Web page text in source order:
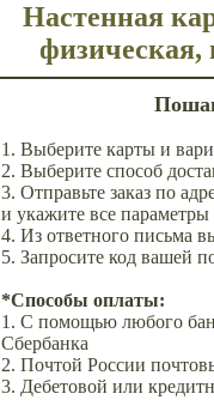
Настенная
физическая,
1. Выберите карты и
2. Выберите способ
3. Отправьте заказ по
и укажите все параметры
4. Из ответного письма
5. Запросите код вашей
*Способы оплаты:
1. С помощью любого
Сбербанка
2. Почтой России
3. Дебетовой или